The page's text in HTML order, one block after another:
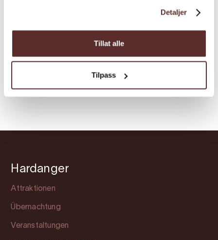
Detaljer
Tillat alle
Tilpass
Vøringfoss Hotel hat die Gemeinde Eidfjord
Hardanger
Attraktionen
Übernachtung
Veranstaltungen